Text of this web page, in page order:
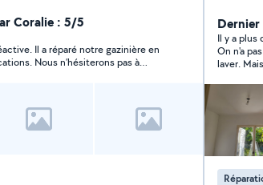
Coralie : 5/5
Il a réparé notre gazinière en
pas à
entretien extérieur.
Devis
Dernier
Il y a plus
On n'a
laver.
ses